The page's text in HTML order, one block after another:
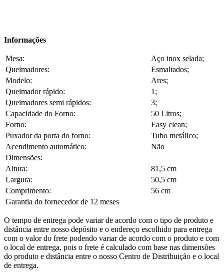
Informações
Mesa:
Aço inox selada;
Queimadores:
Esmaltados;
Modelo:
Ares;
Queimador rápido:
1;
Queimadores semi rápidos:
3;
Capacidade do Forno:
50 Litros;
Forno:
Easy clean;
Puxador da porta do forno:
Tubo metálico;
Acendimento automático:
Não
Dimensões:
Altura:
81,5 cm
Largura:
50,5 cm
Comprimento:
56 cm
Garantia do fornecedor de 12 meses
O tempo de entrega pode variar de acordo com o tipo de produto e
distância entre nosso depósito e o endereço escolhido para entrega
com o valor do frete podendo variar de acordo com o produto e com
o local de entrega, pois o frete é calculado com base nas dimensões
do produto e distância entre o nosso Centro de Distribuição e o local
de entrega.